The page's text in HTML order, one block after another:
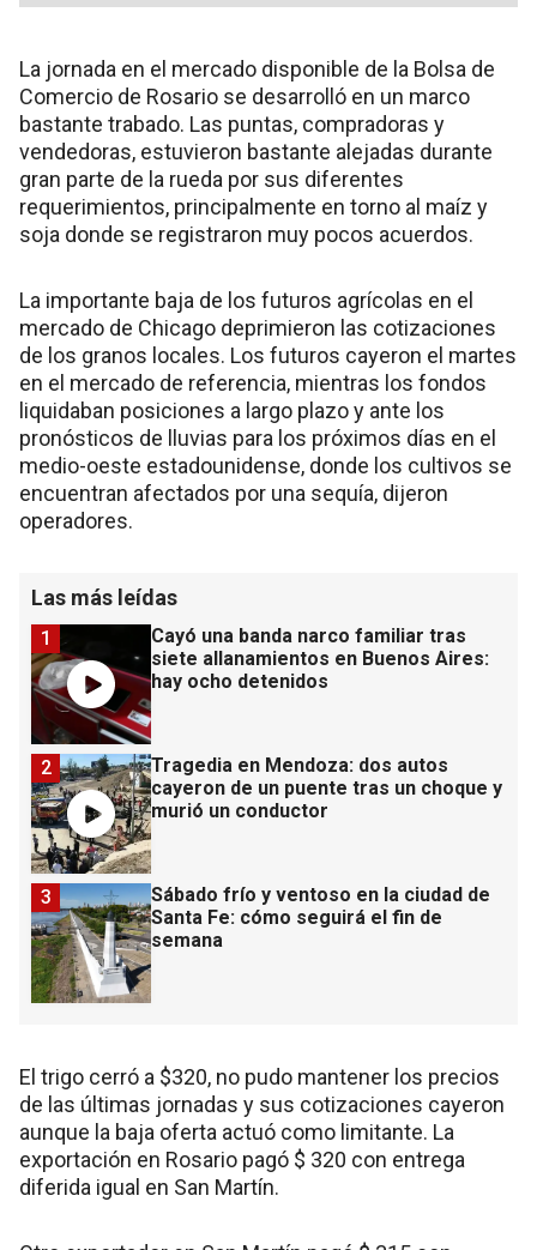
La jornada en el mercado disponible de la Bolsa de
Comercio de Rosario se desarrolló en un marco
bastante trabado. Las puntas, compradoras y
vendedoras, estuvieron bastante alejadas durante
gran parte de la rueda por sus diferentes
requerimientos, principalmente en torno al maíz y
soja donde se registraron muy pocos acuerdos.
La importante baja de los futuros agrícolas en el
mercado de Chicago deprimieron las cotizaciones
de los granos locales. Los futuros cayeron el martes
en el mercado de referencia, mientras los fondos
liquidaban posiciones a largo plazo y ante los
pronósticos de lluvias para los próximos días en el
medio-oeste estadounidense, donde los cultivos se
encuentran afectados por una sequía, dijeron
operadores.
Las más leídas
Cayó una banda narco familiar tras
siete allanamientos en Buenos Aires:
hay ocho detenidos
1
Tragedia en Mendoza: dos autos
cayeron de un puente tras un choque y
murió un conductor
2
Sábado frío y ventoso en la ciudad de
Santa Fe: cómo seguirá el fin de
semana
3
El trigo cerró a $320, no pudo mantener los precios
de las últimas jornadas y sus cotizaciones cayeron
aunque la baja oferta actuó como limitante. La
exportación en Rosario pagó $ 320 con entrega
diferida igual en San Martín.